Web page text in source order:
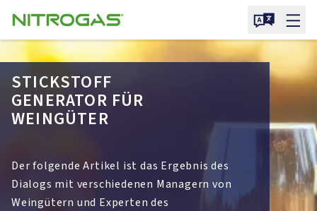
STICKSTOFF
GENERATOR FÜR
WEINGÜTER
Der folgende Artikel ist das Ergebnis des
Dialogs mit verschiedenen Managern von
Weingütern und Experten des